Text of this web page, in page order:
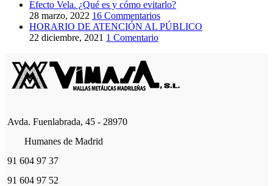
Efecto Vela. ¿Qué es y cómo evitarlo?
28 marzo, 2022 16 Commentarios
HORARIO DE ATENCIÓN AL PÚBLICO
22 diciembre, 2021 1 Comentario
Avda. Fuenlabrada, 45 - 28970
Humanes de Madrid
91 604 97 37
91 604 97 52